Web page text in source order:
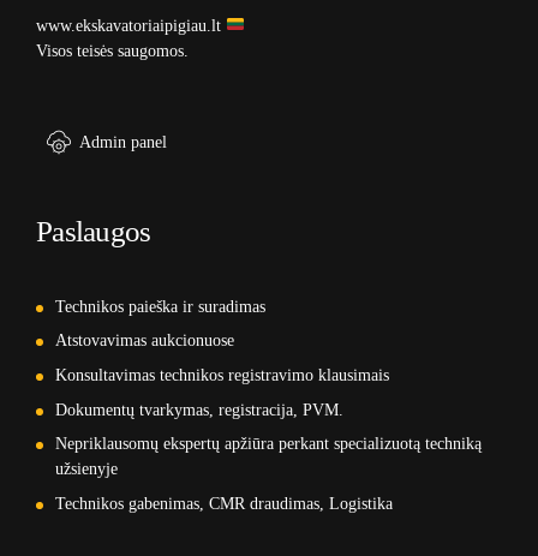
www.ekskavatoriaipigiau.lt
Visos teisės saugomos.
Admin panel
Paslaugos
Technikos paieška ir suradimas
Atstovavimas aukcionuose
Konsultavimas technikos registravimo klausimais
Dokumentų tvarkymas, registracija, PVM.
Nepriklausomų ekspertų apžiūra perkant specializuotą techniką
užsienyje
Technikos gabenimas, CMR draudimas, Logistika